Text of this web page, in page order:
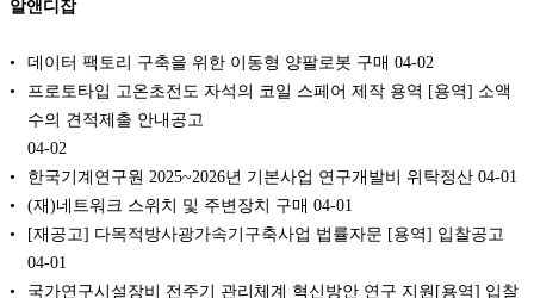
알앤디잡
데이터 팩토리 구축을 위한 이동형 양팔로봇 구매 04-02
프로토타입 고온초전도 자석의 코일 스페어 제작 용역 [용역] 소액
수의 견적제출 안내공고
04-02
한국기계연구원 2025~2026년 기본사업 연구개발비 위탁정산 04-01
(재)네트워크 스위치 및 주변장치 구매 04-01
[재공고] 다목적방사광가속기구축사업 법률자문 [용역] 입찰공고
04-01
국가연구시설장비 전주기 관리체계 혁신방안 연구 지원[용역] 입찰